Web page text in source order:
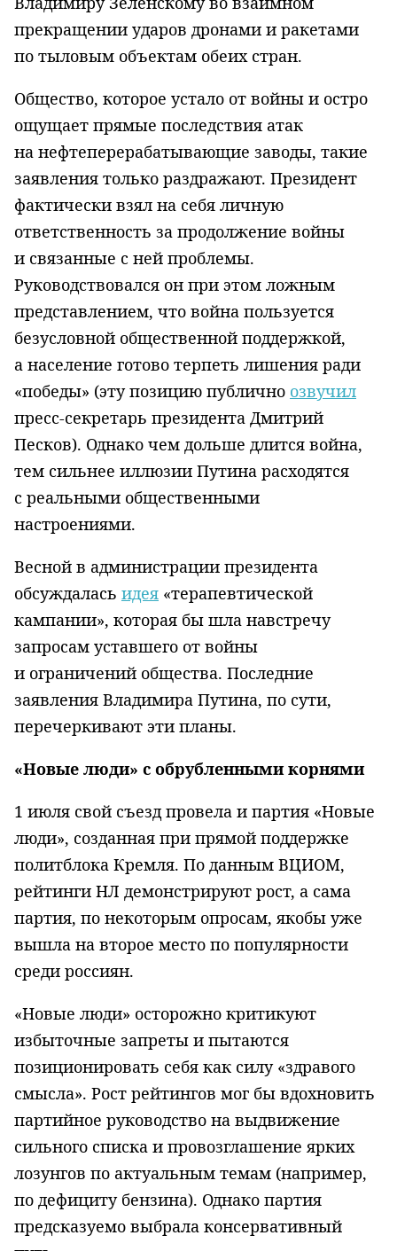
прекращении ударов дронами и ракетами
по тыловым объектам обеих стран.
Общество, которое устало от войны и остро
ощущает прямые последствия атак
на нефтеперерабатывающие заводы, такие
заявления только раздражают. Президент
фактически взял на себя личную
ответственность за продолжение войны
и связанные с ней проблемы.
Руководствовался он при этом ложным
представлением, что война пользуется
безусловной общественной поддержкой,
а население готово терпеть лишения ради
«победы» (эту позицию публично озвучил
пресс-секретарь президента Дмитрий
Песков). Однако чем дольше длится война,
тем сильнее иллюзии Путина расходятся
с реальными общественными
настроениями.
Весной в администрации президента
обсуждалась идея «терапевтической
кампании», которая бы шла навстречу
запросам уставшего от войны
и ограничений общества. Последние
заявления Владимира Путина, по сути,
перечеркивают эти планы.
«Новые люди» с обрубленными корнями
1 июля свой съезд провела и партия «Новые
люди», созданная при прямой поддержке
политблока Кремля. По данным ВЦИОМ,
рейтинги НЛ демонстрируют рост, а сама
партия, по некоторым опросам, якобы уже
вышла на второе место по популярности
среди россиян.
«Новые люди» осторожно критикуют
избыточные запреты и пытаются
позиционировать себя как силу «здравого
смысла». Рост рейтингов мог бы вдохновить
партийное руководство на выдвижение
сильного списка и провозглашение ярких
лозунгов по актуальным темам (например,
по дефициту бензина). Однако партия
предсказуемо выбрала консервативный